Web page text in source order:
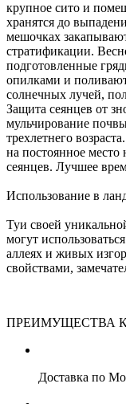
крупное сито и
хранятся до
мешочках
стратификации.
подготовленные
опилками и
солнечных лучей,
Защита сеянцев от
мульчирование
трехлетнего
на постоянное
сеянцев. Лучшее
Использование в
Туи своей
могут
аллеях и живых
свойствами,
ПРЕИМУЩЕСТВА
Доставка по